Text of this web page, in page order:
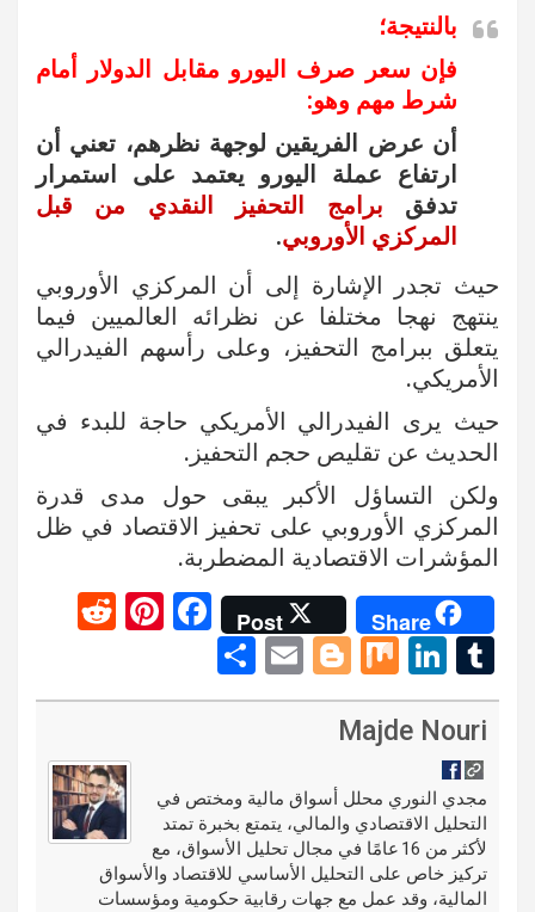
بالنتيجة؛
فإن سعر صرف اليورو مقابل الدولار أمام
شرط مهم وهو:
أن عرض الفريقين لوجهة نظرهم، تعني أن
ارتفاع عملة اليورو يعتمد على استمرار
تدفق برامج التحفيز النقدي من قبل
المركزي الأوروبي.
حيث تجدر الإشارة إلى أن المركزي الأوروبي
ينتهج نهجا مختلفا عن نظرائه العالميين فيما
يتعلق ببرامج التحفيز، وعلى رأسهم الفيدرالي
الأمريكي.
حيث يرى الفيدرالي الأمريكي حاجة للبدء في
الحديث عن تقليص حجم التحفيز.
ولكن التساؤل الأكبر يبقى حول مدى قدرة
المركزي الأوروبي على تحفيز الاقتصاد في ظل
المؤشرات الاقتصادية المضطربة.
Share
Post
F
ce
o
k
Pi
er
t
d
t
T
u
m
bl
r
Li
n
ke
n
M
ix
Bl
o
er
E
m
h
Majde Nouri
مجدي النوري محلل أسواق مالية ومختص في
التحليل الاقتصادي والمالي، يتمتع بخبرة تمتد
لأكثر من 16 عامًا في مجال تحليل الأسواق، مع
تركيز خاص على التحليل الأساسي للاقتصاد والأسواق
المالية، وقد عمل مع جهات رقابية حكومية ومؤسسات